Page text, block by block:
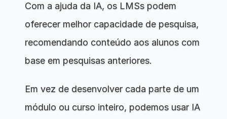
Com a ajuda da IA, os LMSs podem
oferecer melhor capacidade de pesquisa,
recomendando conteúdo aos alunos com
base em pesquisas anteriores.
Em vez de desenvolver cada parte de um
módulo ou curso inteiro, podemos usar IA